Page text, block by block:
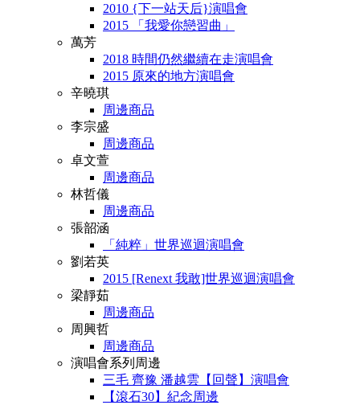
2010 {下一站天后}演唱會
2015 「我愛你戀習曲」
萬芳
2018 時間仍然繼續在走演唱會
2015 原來的地方演唱會
辛曉琪
周邊商品
李宗盛
周邊商品
卓文萱
周邊商品
林哲儀
周邊商品
張韶涵
「純粹」世界巡迴演唱會
劉若英
2015 [Renext 我敢]世界巡迴演唱會
梁靜茹
周邊商品
周興哲
周邊商品
演唱會系列周邊
三毛 齊豫 潘越雲【回聲】演唱會
【滾石30】紀念周邊